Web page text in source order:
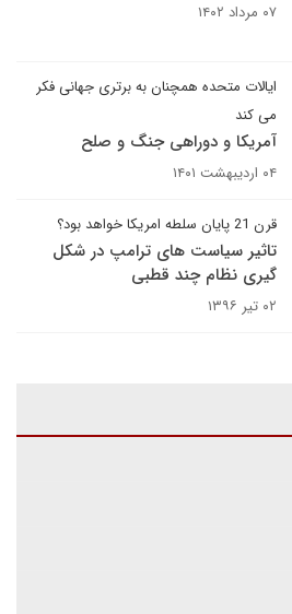
۰۷ مرداد ۱۴۰۲
ایالات متحده همچنان به برتری جهانی فکر
می کند
آمریکا و دوراهی جنگ و صلح
۰۴ اردیبهشت ۱۴۰۱
قرن 21 پایان سلطه امریکا خواهد بود؟
تاثیر سیاست های ترامپ در شکل
گیری نظام چند قطبی
۰۲ تیر ۱۳۹۶